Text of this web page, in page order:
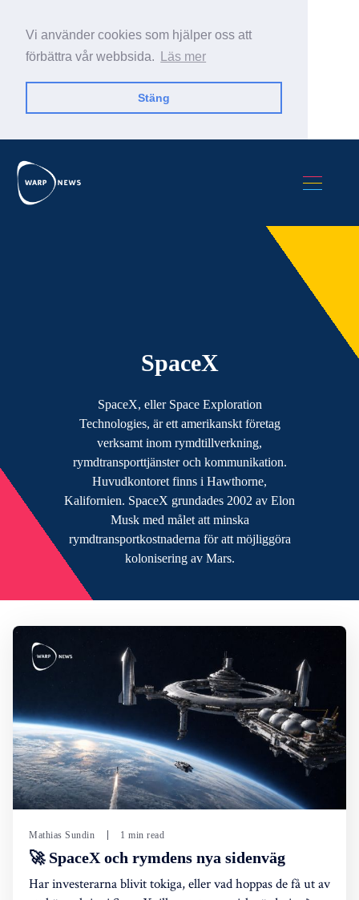
Vi använder cookies som hjälper oss att
förbättra vår webbsida.
Läs mer
Stäng
SpaceX
SpaceX, eller Space Exploration
Technologies, är ett amerikanskt företag
verksamt inom rymdtillverkning,
rymdtransporttjänster och kommunikation.
Huvudkontoret finns i Hawthorne,
Kalifornien. SpaceX grundades 2002 av Elon
Musk med målet att minska
rymdtransportkostnaderna för att möjliggöra
kolonisering av Mars.
Mathias Sundin 1 min read
🚀 SpaceX och rymdens nya sidenväg
Har investerarna blivit tokiga, eller vad hoppas de få ut av